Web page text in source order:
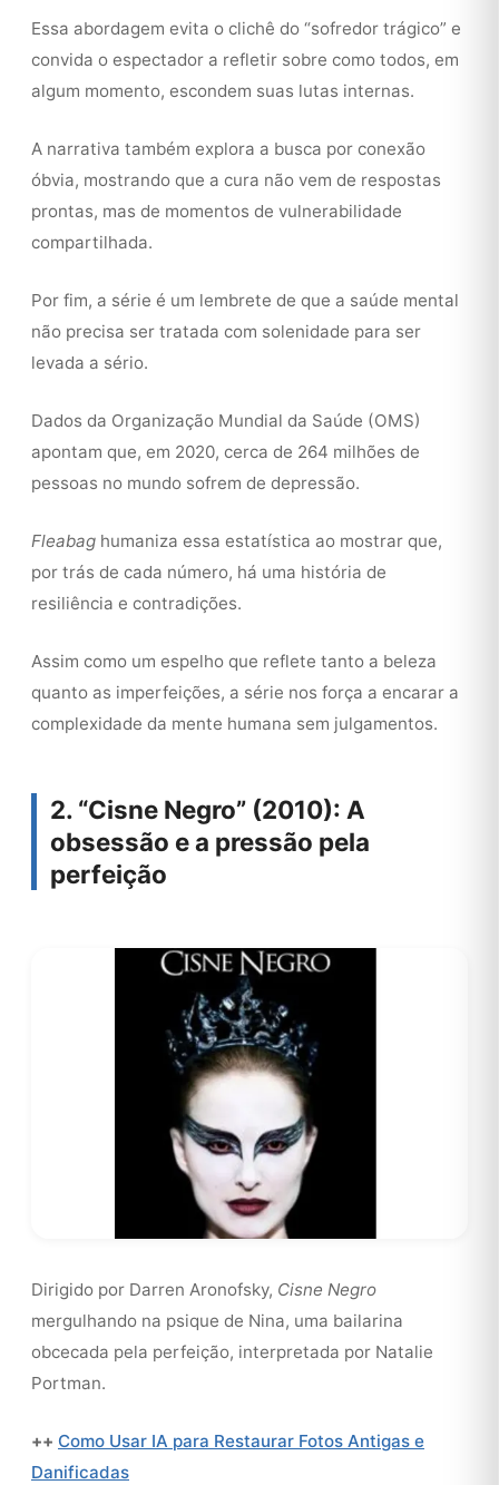
Essa abordagem evita o clichê do “sofredor trágico” e
convida o espectador a refletir sobre como todos, em
algum momento, escondem suas lutas internas.
A narrativa também explora a busca por conexão
óbvia, mostrando que a cura não vem de respostas
prontas, mas de momentos de vulnerabilidade
compartilhada.
Por fim, a série é um lembrete de que a saúde mental
não precisa ser tratada com solenidade para ser
levada a sério.
Dados da Organização Mundial da Saúde (OMS)
apontam que, em 2020, cerca de 264 milhões de
pessoas no mundo sofrem de depressão.
Fleabag humaniza essa estatística ao mostrar que,
por trás de cada número, há uma história de
resiliência e contradições.
Assim como um espelho que reflete tanto a beleza
quanto as imperfeições, a série nos força a encarar a
complexidade da mente humana sem julgamentos.
2. “Cisne Negro” (2010): A
obsessão e a pressão pela
perfeição
Dirigido por Darren Aronofsky, Cisne Negro
mergulhando na psique de Nina, uma bailarina
obcecada pela perfeição, interpretada por Natalie
Portman.
++ Como Usar IA para Restaurar Fotos Antigas e
Danificadas